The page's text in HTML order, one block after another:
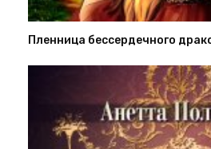
Пленница бессердечного